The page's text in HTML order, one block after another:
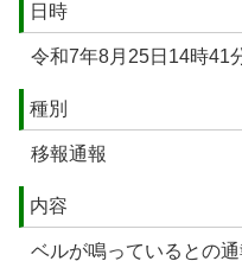
日時
令和7年8月25日14時41
種別
移報通報
内容
ベルが鳴っているとの